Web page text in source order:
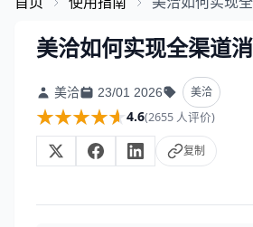
美洽如何实现全渠道消
美洽 23/01 2026 美洽
★★★★★
★★★★★4.6(2655 人评价)
复制